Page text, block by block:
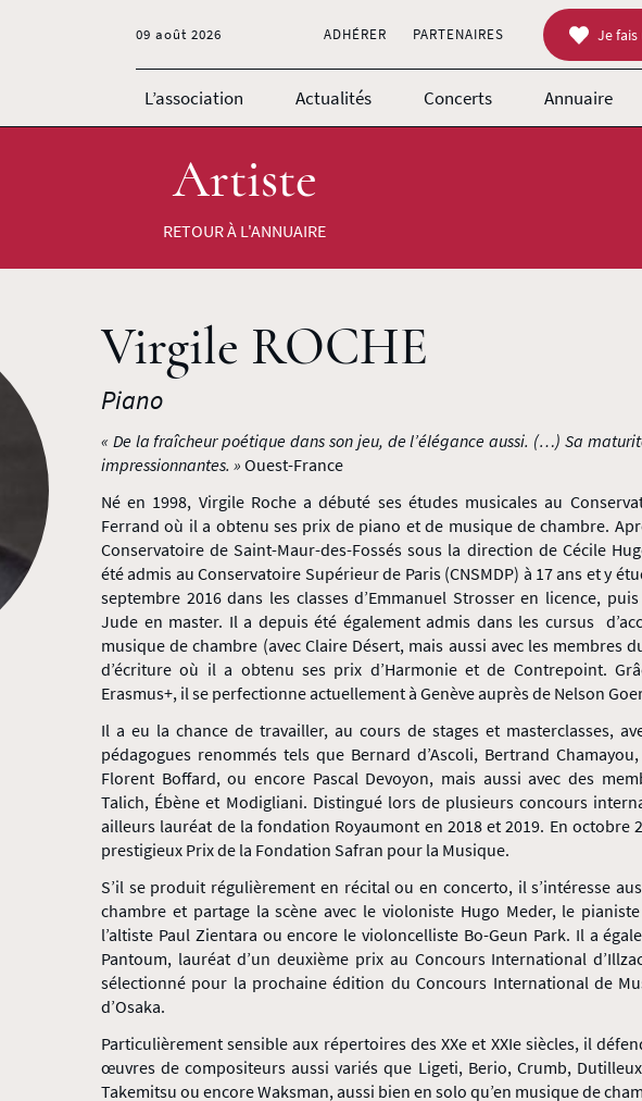
L’association Actualités Concerts Annuaire
09 août 2026 ADHÉRER PARTENAIRES Je
Artiste
RETOUR À L'ANNUAIRE
Virgile ROCHE
Piano
« De la fraîcheur poétique dans son jeu, de l’élégance aussi. (…) Sa
impressionnantes. » Ouest-France
Né en 1998, Virgile Roche a débuté ses études musicales au
Ferrand où il a obtenu ses prix de piano et de musique de chambre.
Conservatoire de Saint-Maur-des-Fossés sous la direction de Cécile
été admis au Conservatoire Supérieur de Paris (CNSMDP) à 17 ans et y
septembre 2016 dans les classes d’Emmanuel Strosser en licence,
Jude en master. Il a depuis été également admis dans les cursus
musique de chambre (avec Claire Désert, mais aussi avec les membres
d’écriture où il a obtenu ses prix d’Harmonie et de Contrepoint.
Erasmus+, il se perfectionne actuellement à Genève auprès de Nelson
Il a eu la chance de travailler, au cours de stages et masterclasses,
pédagogues renommés tels que Bernard d’Ascoli, Bertrand
Florent Boffard, ou encore Pascal Devoyon, mais aussi avec des
Talich, Ébène et Modigliani. Distingué lors de plusieurs concours
ailleurs lauréat de la fondation Royaumont en 2018 et 2019. En octobre
prestigieux Prix de la Fondation Safran pour la Musique.
S’il se produit régulièrement en récital ou en concerto, il s’intéresse
chambre et partage la scène avec le violoniste Hugo Meder, le
l’altiste Paul Zientara ou encore le violoncelliste Bo-Geun Park. Il a
Pantoum, lauréat d’un deuxième prix au Concours International
sélectionné pour la prochaine édition du Concours International de
d’Osaka.
Particulièrement sensible aux répertoires des XXe et XXIe siècles, il
œuvres de compositeurs aussi variés que Ligeti, Berio, Crumb,
Takemitsu ou encore Waksman, aussi bien en solo qu’en musique de